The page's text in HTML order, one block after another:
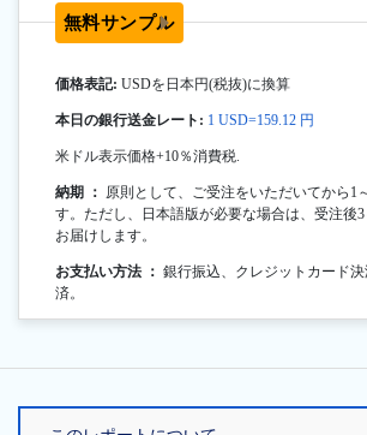
無料サンプル
価格表記: USDを日本円(税抜)に換算
本日の銀行送金レート: 1 USD=159.12 円
米ドル表示価格+10％消費税.
納期 ： 原則として、ご受注をいただいてから1
す。ただし、日本語版が必要な場合は、受注後
お届けします。
お支払い方法 ： 銀行振込、クレジットカード
済。